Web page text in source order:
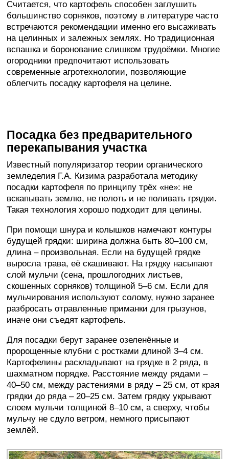
Считается, что картофель способен заглушить
большинство сорняков, поэтому в литературе часто
встречаются рекомендации именно его высаживать
на целинных и залежных землях. Но традиционная
вспашка и боронование слишком трудоёмки. Многие
огородники предпочитают использовать
современные агротехнологии, позволяющие
облегчить посадку картофеля на целине.
Посадка без предварительного
перекапывания участка
Известный популяризатор теории органического
земледелия Г.А. Кизима разработала методику
посадки картофеля по принципу трёх «не»: не
вскапывать землю, не полоть и не поливать грядки.
Такая технология хорошо подходит для целины.
При помощи шнура и колышков намечают контуры
будущей грядки: ширина должна быть 80–100 см,
длина – произвольная. Если на будущей грядке
выросла трава, её скашивают. На грядку насыпают
слой мульчи (сена, прошлогодних листьев,
скошенных сорняков) толщиной 5–6 см. Если для
мульчирования используют солому, нужно заранее
разбросать отравленные приманки для грызунов,
иначе они съедят картофель.
Для посадки берут заранее озеленённые и
пророщенные клубни с ростками длиной 3–4 см.
Картофелины раскладывают на грядке в 2 ряда, в
шахматном порядке. Расстояние между рядами –
40–50 см, между растениями в ряду – 25 см, от края
грядки до ряда – 20–25 см. Затем грядку укрывают
слоем мульчи толщиной 8–10 см, а сверху, чтобы
мульчу не сдуло ветром, немного присыпают
землёй.